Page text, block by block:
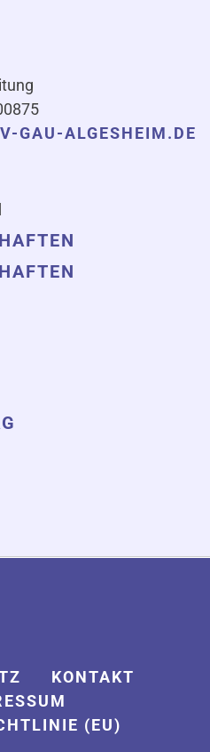
GAU-ALGESHEIM.DE
KONTAKT
(EU)